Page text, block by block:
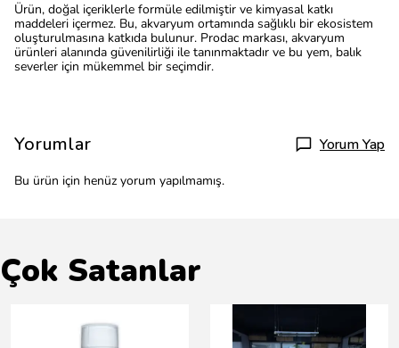
Ürün, doğal içeriklerle formüle edilmiştir ve kimyasal katkı
maddeleri içermez. Bu, akvaryum ortamında sağlıklı bir ekosistem
oluşturulmasına katkıda bulunur. Prodac markası, akvaryum
ürünleri alanında güvenilirliği ile tanınmaktadır ve bu yem, balık
severler için mükemmel bir seçimdir.
Yorumlar Yorum Yap
Bu ürün için henüz yorum yapılmamış.
Çok Satanlar